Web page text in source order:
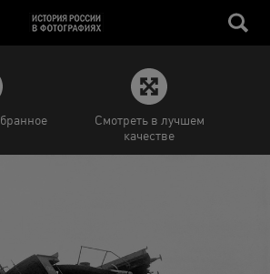
Смотреть в лучшем
качестве